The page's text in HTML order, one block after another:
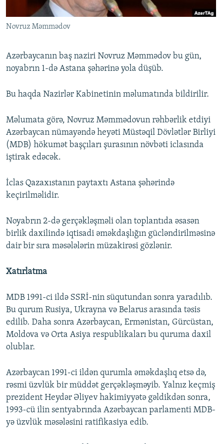
İNFOQRAFIKA
KARIKATURA
AZƏRBAYCAN ƏDƏBIYYATI KITABXANASI
İSLAM VƏ DEMOKRATIYA
MISSIYAMIZ
PEŞƏ ETIKASI VƏ JURNALISTIKA STANDARTLARIMIZ
AZADLIQRADIOSU MOBIL TELEFONUNUZDA
XƏBƏR BÜLLETENLƏRIMIZ
BIZI IZLƏ
RFE/RL-in bütün saytları
Novruz Məmmədov
Azərbaycanın baş naziri Novruz Məmmədov bu gün,
noyabrın 1-də Astana şəhərinə yola düşüb.
Bu haqda Nazirlər Kabinetinin məlumatında bildirilir.
Məlumata görə, Novruz Məmmədovun rəhbərlik etdiyi
Azərbaycan nümayəndə heyəti Müstəqil Dövlətlər Birliyi
(MDB) hökumət başçıları şurasının növbəti iclasında
iştirak edəcək.
İclas Qazaxıstanın paytaxtı Astana şəhərində
keçirilməlidir.
Noyabrın 2-də gerçəkləşməli olan toplantıda əsasən
birlik daxilində iqtisadi əməkdaşlığın gücləndirilməsinə
dair bir sıra məsələlərin müzakirəsi gözlənir.
Xatırlatma
MDB 1991-ci ildə SSRİ-nin süqutundan sonra yaradılıb.
Bu qurum Rusiya, Ukrayna və Belarus arasında təsis
edilib. Daha sonra Azərbaycan, Ermənistan, Gürcüstan,
Moldova və Orta Asiya respublikaları bu quruma daxil
olublar.
Azərbaycan 1991-ci ildən qurumla əməkdaşlıq etsə də,
rəsmi üzvlük bir müddət gerçəkləşməyib. Yalnız keçmiş
prezident Heydər Əliyev hakimiyyətə gəldikdən sonra,
1993-cü ilin sentyabrında Azərbaycan parlamenti MDB-
yə üzvlük məsələsini ratifikasiya edib.